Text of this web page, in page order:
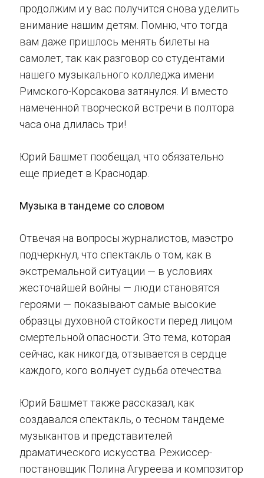
продолжим и у вас получится снова уделить
внимание нашим детям. Помню, что тогда
вам даже пришлось менять билеты на
самолет, так как разговор со студентами
нашего музыкального колледжа имени
Римского-Корсакова затянулся. И вместо
намеченной творческой встречи в полтора
часа она длилась три!
Юрий Башмет пообещал, что обязательно
еще приедет в Краснодар.
Музыка в тандеме со словом
Отвечая на вопросы журналистов, маэстро
подчеркнул, что спектакль о том, как в
экстремальной ситуации — в условиях
жесточайшей войны — люди становятся
героями — показывают самые высокие
образцы духовной стойкости перед лицом
смертельной опасности. Это тема, которая
сейчас, как никогда, отзывается в сердце
каждого, кого волнует судьба отечества.
Юрий Башмет также рассказал, как
создавался спектакль, о тесном тандеме
музыкантов и представителей
драматического искусства. Режиссер-
постановщик Полина Агуреева и композитор